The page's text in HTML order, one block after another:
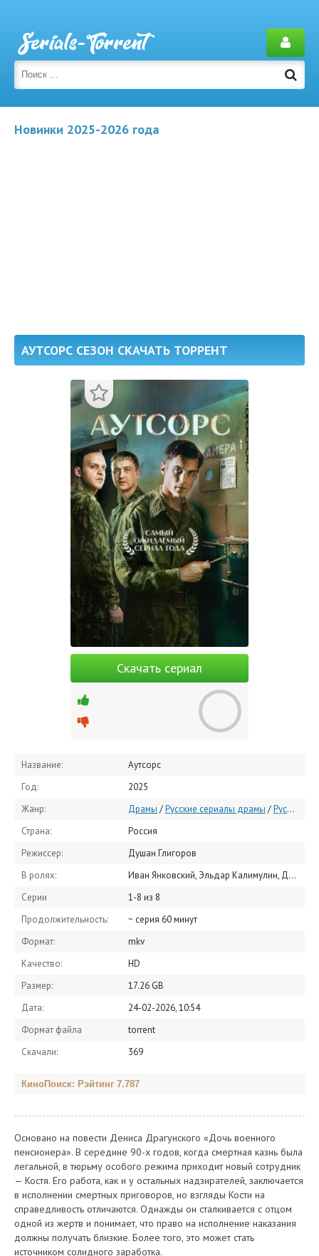
Новинки 2025-2026 года
АУТСОРС СЕЗОН СКАЧАТЬ ТОРРЕНТ
Скачать сериал
Название:
Аутсорс
Год:
2025
Жанр:
Драмы /Русские сериалы драмы /Русские сериалы
Страна:
Россия
Режиссер:
Душан Глигоров
В ролях:
Иван Янковский, Эльдар Калимулин, Данил Стеклов, Виталий Коваленко, Дмитрий Сумин, Леонид Тележинский, Мила Ершова, Карина Александрова, Даша Котрелёва, Дарья Савельева
Серии
1-8 из 8
Продолжительность:
~ серия 60 минут
Формат:
mkv
Качество:
HD
Размер:
17.26 GB
Дата:
24-02-2026, 10:54
Формат файла
torrent
Скачали:
369
КиноПоиск: Рэйтинг 7.787
Основано на повести Дениса Драгунского «Дочь военного
пенсионера». В середине 90-х годов, когда смертная казнь была
легальной, в тюрьму особого режима приходит новый сотрудник
— Костя. Его работа, как и у остальных надзирателей, заключается
в исполнении смертных приговоров, но взгляды Кости на
справедливость отличаются. Однажды он сталкивается с отцом
одной из жертв и понимает, что право на исполнение наказания
должны получать близкие. Более того, это может стать
источником солидного заработка.